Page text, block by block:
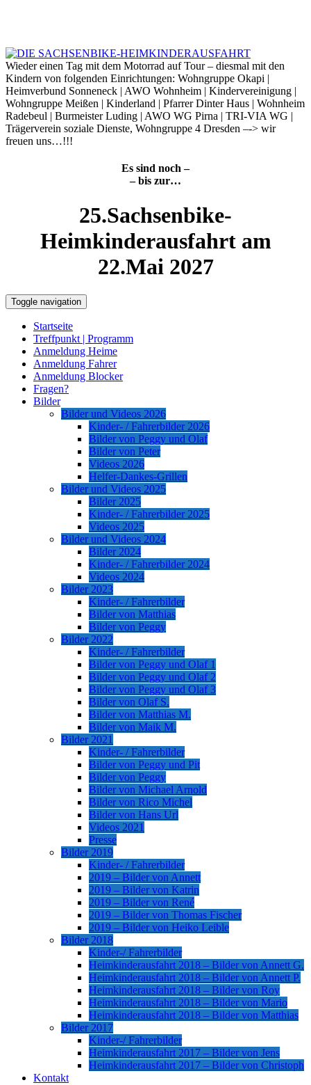
Wieder einen Tag mit dem Motorrad auf Tour – diesmal mit den
Kindern von folgenden Einrichtungen: Wohngruppe Okapi |
Heimverbund Sonneneck | AWO Wohnheim | Kindervereinigung |
Wohngruppe Meißen | Kinderland | Pfarrer Dinter Haus | Wohnheim
Radebeul | Burmeister Luding | AWO WG Pirna | TRI-VIA WG |
Trägerverein soziale Dienste, Wohngruppe 4 Dresden –-> wir
freuen uns…!!!
Es sind noch –
– bis zur…
25.Sachsenbike-
Heimkinderausfahrt am
22.Mai 2027
Toggle navigation
Startseite
Treffpunkt | Programm
Anmeldung Heime
Anmeldung Fahrer
Anmeldung Blocker
Fragen?
Bilder
Bilder und Videos 2026
Kinder- / Fahrerbilder 2026
Bilder von Peggy und Olaf
Bilder von Peter
Videos 2026
Helfer-Dankes-Grillen
Bilder und Videos 2025
Bilder 2025
Kinder- / Fahrerbilder 2025
Videos 2025
Bilder und Videos 2024
Bilder 2024
Kinder- / Fahrerbilder 2024
Videos 2024
Bilder 2023
Kinder- / Fahrerbilder
Bilder von Matthias
Bilder von Peggy
Bilder 2022
Kinder- / Fahrerbilder
Bilder von Peggy und Olaf 1
Bilder von Peggy und Olaf 2
Bilder von Peggy und Olaf 3
Bilder von Olaf S.
Bilder von Matthias M.
Bilder von Maik M.
Bilder 2021
Kinder- / Fahrerbilder
Bilder von Peggy und Pit
Bilder von Peggy
Bilder von Michael Arnold
Bilder von Rico Michel
Bilder von Hans Url
Videos 2021
Presse
Bilder 2019
Kinder- / Fahrerbilder
2019 – Bilder von Annett
2019 – Bilder von Katrin
2019 – Bilder von René
2019 – Bilder von Thomas Fischer
2019 – Bilder von Heiko Leible
Bilder 2018
Kinder-/ Fahrerbilder
Heimkinderausfahrt 2018 – Bilder von Annett G.
Heimkinderausfahrt 2018 – Bilder von Annett P.
Heimkinderausfahrt 2018 – Bilder von Roy
Heimkinderausfahrt 2018 – Bilder von Mario
Heimkinderausfahrt 2018 – Bilder von Matthias
Bilder 2017
Kinder-/ Fahrerbilder
Heimkinderausfahrt 2017 – Bilder von Jens
Heimkinderausfahrt 2017 – Bilder von Christoph
Kontakt